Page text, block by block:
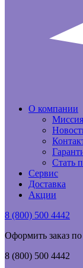
О компании
Миссия
Стать
Сервис
Доставка
Акции
8 (800) 500 4442
Оформить заказ
8 (800) 500 4442